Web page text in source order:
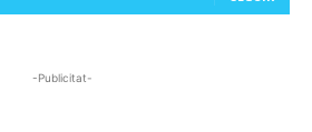
-Publicitat-